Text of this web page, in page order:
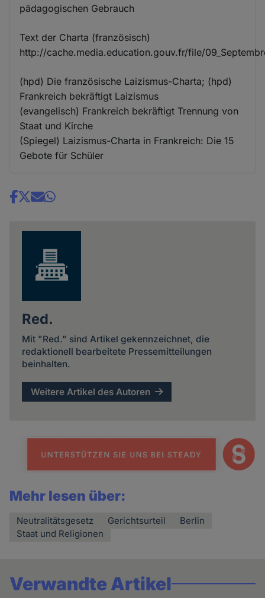
pädagogischen Gebrauch
Text der Charta (französisch)
http://cache.media.education.gouv.fr/file/
(hpd) Die französische Laizismus-Charta; (hpd)
Frankreich bekräftigt Laizismus
(evangelisch) Frankreich bekräftigt Trennung von
Staat und Kirche
(Spiegel) Laizismus-Charta in Frankreich: Die 15
Gebote für Schüler
Share
Red.
Mit "Red." sind Artikel gekennzeichnet, die
redaktionell bearbeitete Pressemitteilungen
beinhalten.
Weitere Artikel des Autoren
Mehr lesen über:
Neutralitätsgesetz Gerichtsurteil
Berlin
Staat und Religionen
Verwandte Artikel